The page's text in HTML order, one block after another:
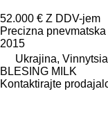
52.000 € Z DDV-jem
Precizna
2015
Ukrajina, Vinnytsia
BLESING MILK
Kontaktirajte